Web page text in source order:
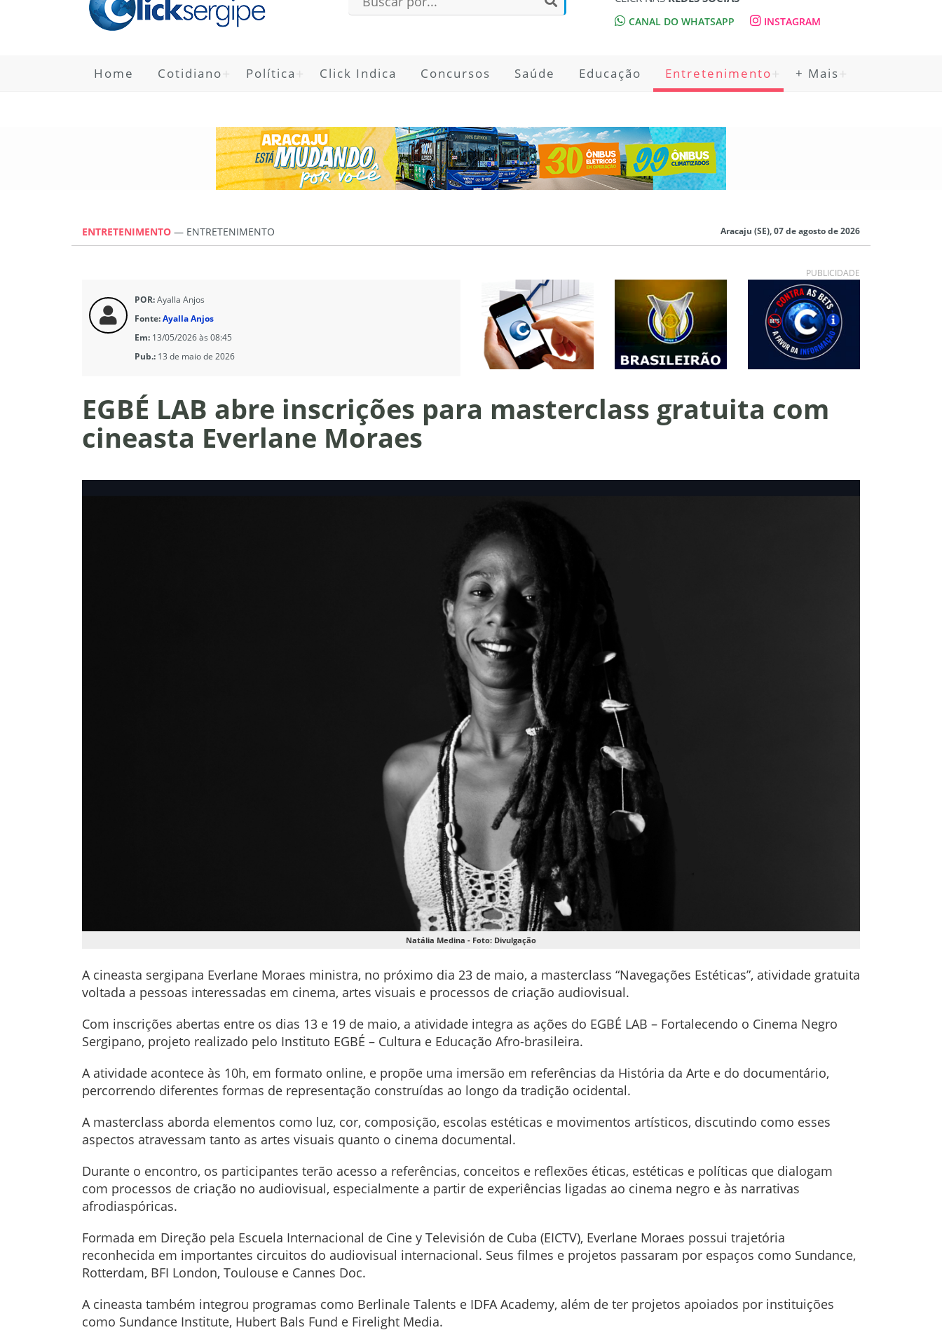
CANAL DO WHATSAPP INSTAGRAM
Home Cotidiano Política Click Indica Concursos Saúde Educação Entretenimento + Mais
ENTRETENIMENTO — ENTRETENIMENTO Aracaju (SE), 07 de agosto de 2026
PUBLICIDADE
POR:Ayalla Anjos
Fonte:Ayalla Anjos
Em: 13/05/2026 às 08:45
Pub.: 13 de maio de 2026
EGBÉ LAB abre inscrições para masterclass gratuita com
cineasta Everlane Moraes
Natália Medina - Foto: Divulgação
A cineasta sergipana Everlane Moraes ministra, no próximo dia 23 de maio, a masterclass “Navegações Estéticas”, atividade gratuita
voltada a pessoas interessadas em cinema, artes visuais e processos de criação audiovisual.
Com inscrições abertas entre os dias 13 e 19 de maio, a atividade integra as ações do EGBÉ LAB – Fortalecendo o Cinema Negro
Sergipano, projeto realizado pelo Instituto EGBÉ – Cultura e Educação Afro-brasileira.
A atividade acontece às 10h, em formato online, e propõe uma imersão em referências da História da Arte e do documentário,
percorrendo diferentes formas de representação construídas ao longo da tradição ocidental.
A masterclass aborda elementos como luz, cor, composição, escolas estéticas e movimentos artísticos, discutindo como esses
aspectos atravessam tanto as artes visuais quanto o cinema documental.
Durante o encontro, os participantes terão acesso a referências, conceitos e reflexões éticas, estéticas e políticas que dialogam
com processos de criação no audiovisual, especialmente a partir de experiências ligadas ao cinema negro e às narrativas
afrodiaspóricas.
Formada em Direção pela Escuela Internacional de Cine y Televisión de Cuba (EICTV), Everlane Moraes possui trajetória
reconhecida em importantes circuitos do audiovisual internacional. Seus filmes e projetos passaram por espaços como Sundance,
Rotterdam, BFI London, Toulouse e Cannes Doc.
A cineasta também integrou programas como Berlinale Talents e IDFA Academy, além de ter projetos apoiados por instituições
como Sundance Institute, Hubert Bals Fund e Firelight Media.